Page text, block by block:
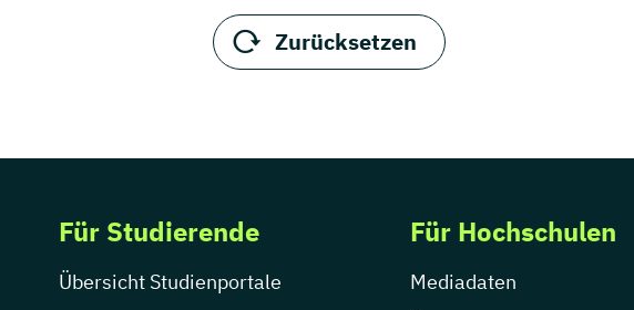
Zurücksetzen
Für Studierende
Übersicht Studienportale
Für Hochschulen
Mediadaten